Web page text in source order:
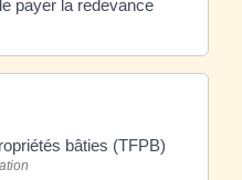
payer la redevance
bâties (TFPB)